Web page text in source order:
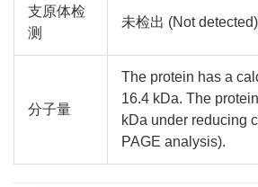
支原体检
测
未检出 (Not detected)
分子量
The protein has a
16.4 kDa. The
kDa under reducing
PAGE analysis).